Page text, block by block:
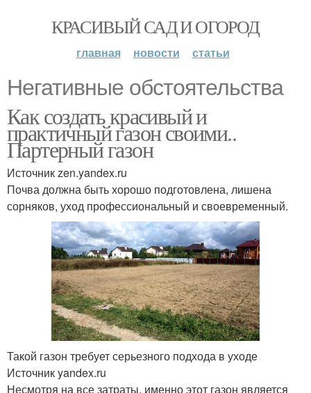
КРАСИВЫЙ САД И ОГОРОД
главная новости статьи
Негативные обстоятельства
Как создать красивый и
практичный газон своими..
Партерный газон
Источник zen.yandex.ru
Почва должна быть хорошо подготовлена, лишена
сорняков, уход профессиональный и своевременный.
Такой газон требует серьезного подхода в уходе
Источник yandex.ru
Несмотря на все затраты, именно этот газон является